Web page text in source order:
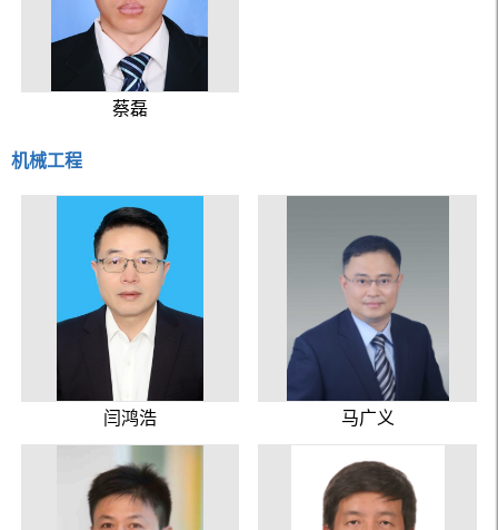
蔡磊
机械工程
闫鸿浩 马广义